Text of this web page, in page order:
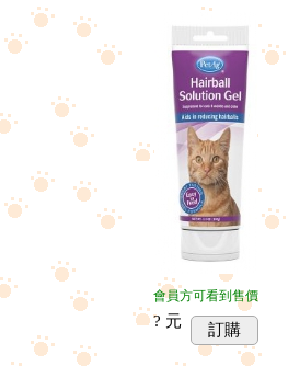
會員方可看到售價
? 元 訂購